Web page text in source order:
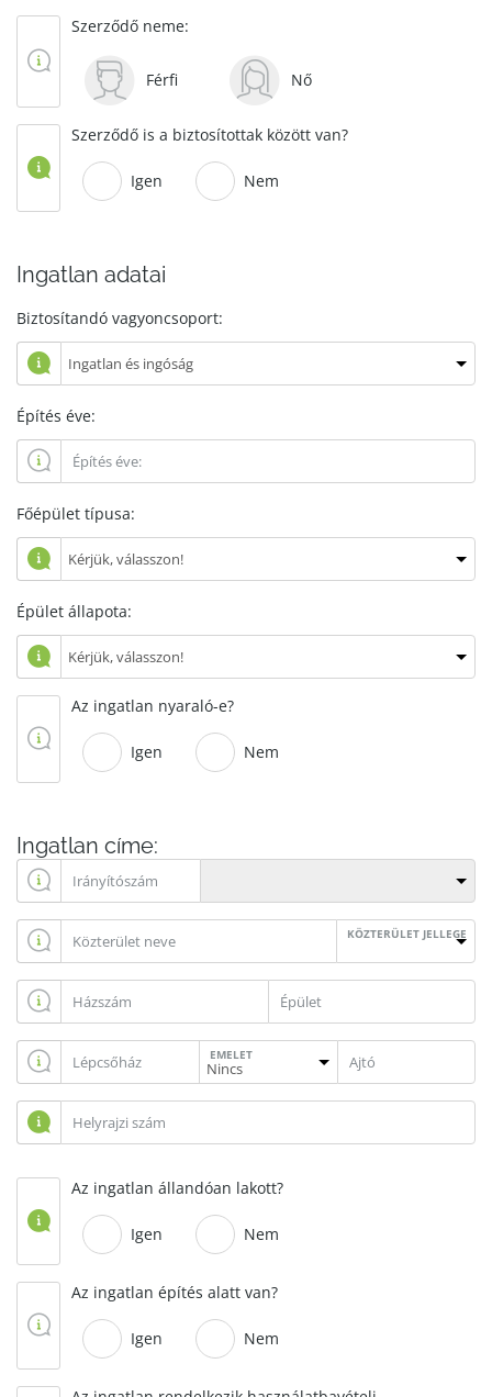
Szerződő neme:
Férfi Nő
Szerződő is a biztosítottak között van?
Igen Nem
Ingatlan adatai
Biztosítandó vagyoncsoport:
Építés éve:
Főépület típusa:
Épület állapota:
Az ingatlan nyaraló-e?
Igen Nem
Ingatlan címe:
KÖZTERÜLET JELLEGE
EMELET
Az ingatlan állandóan lakott?
Igen Nem
Az ingatlan építés alatt van?
Igen Nem